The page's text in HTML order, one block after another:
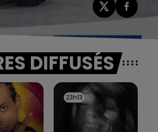
DIFFUSÉS
23h13
23h13